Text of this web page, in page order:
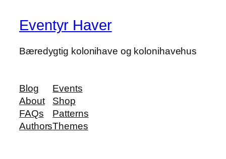
Eventyr Haver
Bæredygtig kolonihave og kolonihavehus
Blog
About
FAQs
Authors
Events
Shop
Patterns
Themes